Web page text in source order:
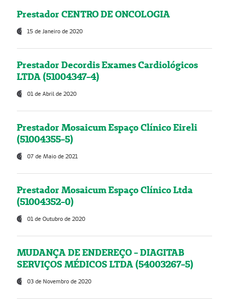
Prestador CENTRO DE ONCOLOGIA
15 de Janeiro de 2020
Prestador Decordis Exames Cardiológicos
LTDA (51004347-4)
01 de Abril de 2020
Prestador Mosaicum Espaço Clínico Eireli
(51004355-5)
07 de Maio de 2021
Prestador Mosaicum Espaço Clínico Ltda
(51004352-0)
01 de Outubro de 2020
MUDANÇA DE ENDEREÇO - DIAGITAB
SERVIÇOS MÉDICOS LTDA (54003267-5)
03 de Novembro de 2020